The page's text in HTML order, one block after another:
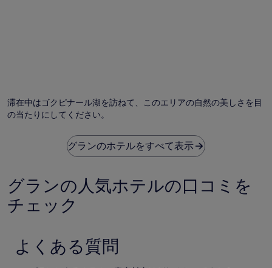
合
が
あ
利
用
規
適
用
滞在中はゴクピナール湖を訪ねて、このエリアの自然の美しさを目
の当たりにしてください。
グランのホテルをすべて表示
グランの人気ホテルの口コミを
チェック
よくある質問